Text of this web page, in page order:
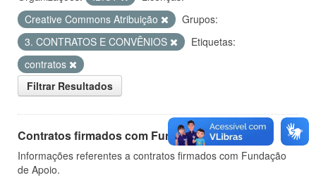
Creative Commons Atribuição
Grupos:
3. CONTRATOS E CONVÊNIOS
Etiquetas:
contratos
Filtrar Resultados
Contratos firmados com Fundação de Apoio
Informações referentes a contratos firmados com Fundação
de Apoio.